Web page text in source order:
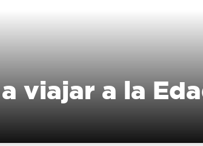
viajar a la